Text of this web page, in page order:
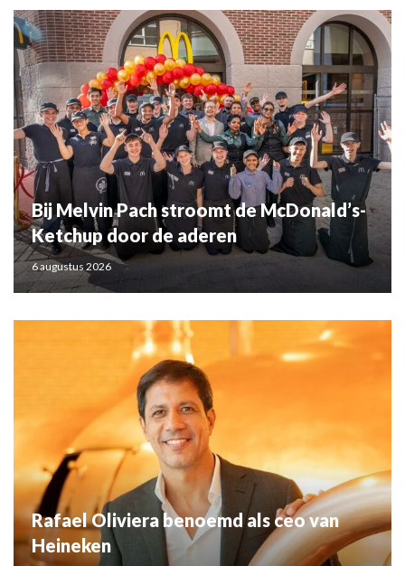
Bij Melvin Pach stroomt de McDonald’s-
Ketchup door de aderen
6 augustus 2026
Rafael Oliviera benoemd als ceo van
Heineken